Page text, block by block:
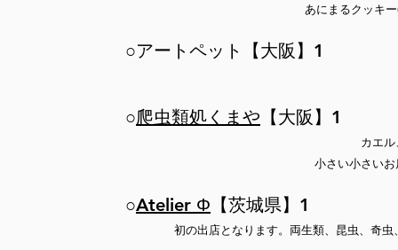
あにまるクッキ
○アートペット【大阪】1
○爬虫類処くまや 【大阪】1
カエ
小さい小さい
○Atelier Φ 【茨城県】1
初の出店となります。両生類、昆虫、奇